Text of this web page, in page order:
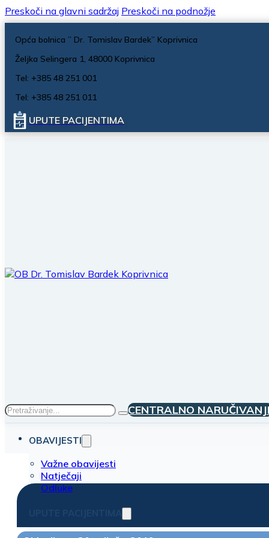
Preskoči na glavni sadržaj Preskoči na podnožje
Opća bolnica ” Dr. Tomislav Bardek” Koprivnica
Željka Selingera 1, 48000 Koprivnica
Tel: +385 48 251 001
Tel: +385 48 251 011
UPUTE PACIJENTIMA
Traži CENTRALNO
OBAVIJESTI
Važne obavijesti
Natječaji
Odluke